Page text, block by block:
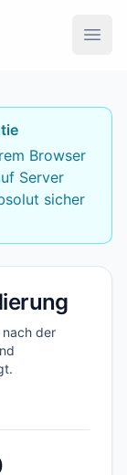
Browser
Server
sicher
nach der